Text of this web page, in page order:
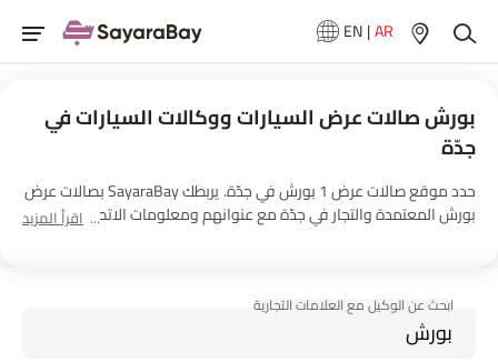
EN|AR
بورش صالات عرض السيارات ووكالات السيارات في
جدّة
حدد موقع صالات عرض 1 بورش في جدّة. يربطك SayaraBay بصالات عرض
بورش المعتمدة والتجار في جدّة مع عنوانهم ومعلومات الاتصال الكاملة.
اقرأ المزيد